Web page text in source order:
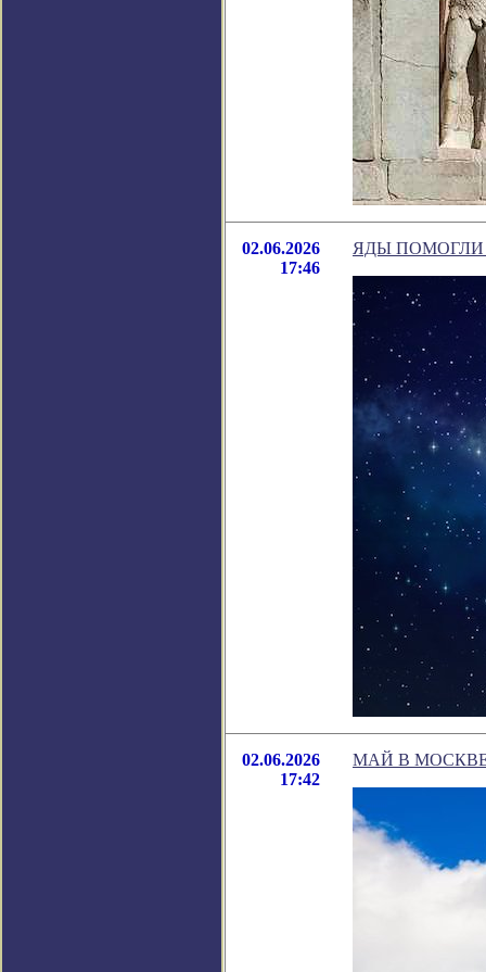
02.06.2026
17:46
ЯДЫ ПОМОГЛИ
02.06.2026
17:42
МАЙ В